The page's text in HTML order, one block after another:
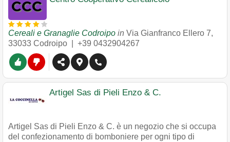
Cereali e Granaglie Codroipo in Via Gianfranco Ellero 7,
33033 Codroipo +39 0432904267
Artigel Sas di Pieli Enzo & C.
Artigel Sas di Pieli Enzo & C. è un negozio che si occupa
del confezionamento di bomboniere per ogni tipo di